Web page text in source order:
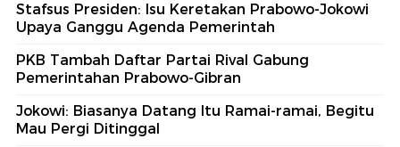
Stafsus Presiden: Isu Keretakan Prabowo-Jokowi
Upaya Ganggu Agenda Pemerintah
PKB Tambah Daftar Partai Rival Gabung
Pemerintahan Prabowo-Gibran
Jokowi: Biasanya Datang Itu Ramai-ramai, Begitu
Mau Pergi Ditinggal